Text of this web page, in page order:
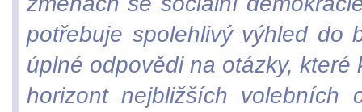
potřebuje spolehlivý výhled do
úplné odpovědi na otázky,
horizont nejbližších volebních